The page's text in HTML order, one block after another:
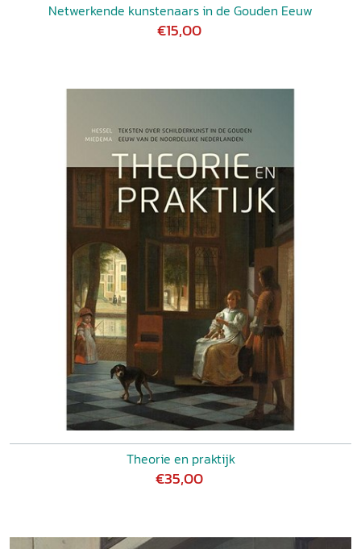
Netwerkende kunstenaars in de Gouden Eeuw
€15,00
Theorie en praktijk
€35,00